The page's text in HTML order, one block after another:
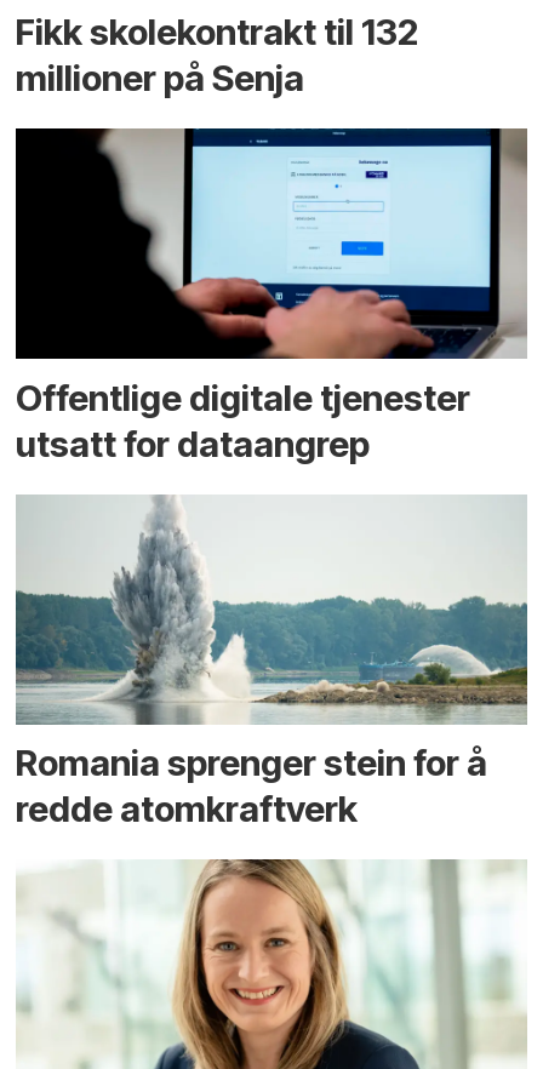
Fikk skole­kontrakt til 132
millioner på Senja
Offentlige digitale tjenester
utsatt for dataangrep
Romania sprenger stein for å
redde atomkraftverk